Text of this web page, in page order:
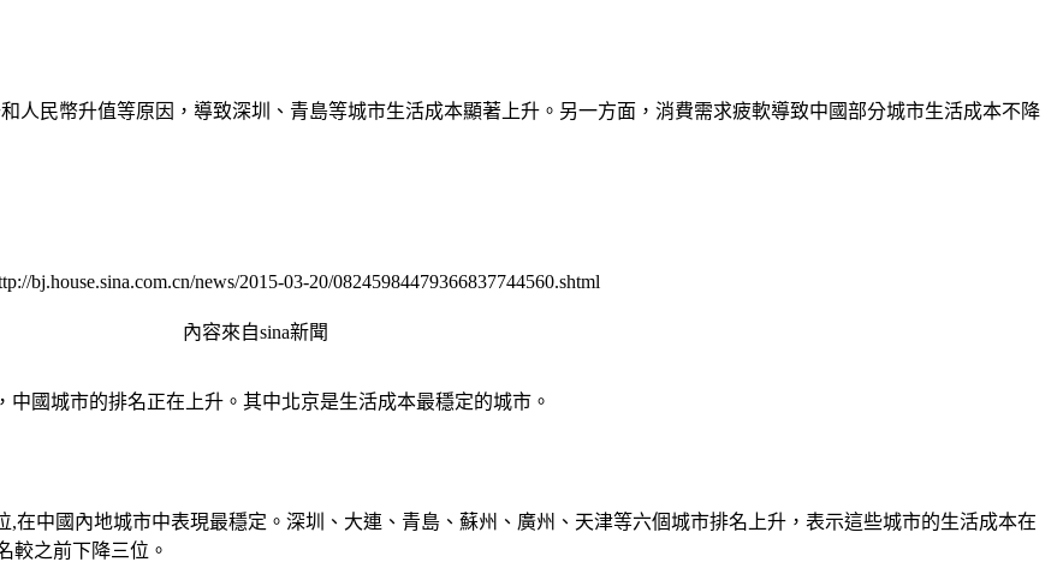
人民幣升值等原因，導致深圳、青島等城市生活成本顯著上升。另一方面，消費需求疲軟導致中國部分城市生活成本不降
bj.house.sina.com.cn/news/2015-03-20/08245984479366837744560.shtml
內容來自sina新聞
國城市的排名正在上升。其中北京是生活成本最穩定的城市。
在中國內地城市中表現最穩定。深圳、大連、青島、蘇州、廣州、天津等六個城市排名上升，表示這些城市的生活成本在
較之前下降三位。